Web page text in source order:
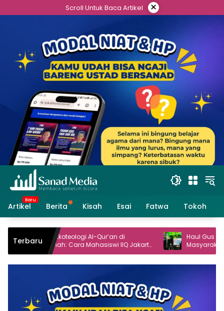
to
Scroll Untuk Baca Artikel ×
Artikel Berita Kisah Esai Fatwa Tokoh
Terbaru
Ekoteologi Al-Qur’an di
Cara Mahasiswi IIQ Jakarta
Bumi Jonggol
Haul Gus Dur ke-16 Angkat
Masyarakat dalam